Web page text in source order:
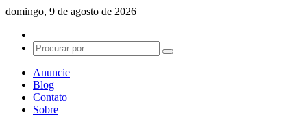
domingo, 9 de agosto de 2026
skin
Procurar
Anuncie
Blog
Contato
Sobre